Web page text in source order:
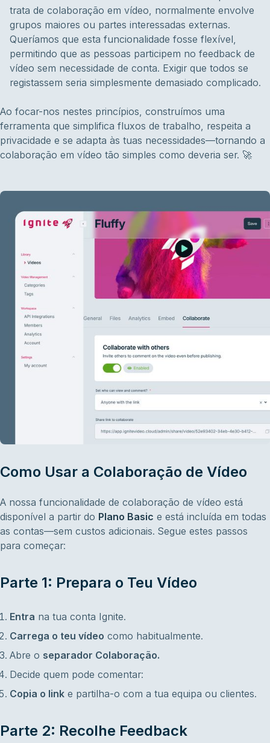
trata de colaboração em vídeo, normalmente envolve
grupos maiores ou partes interessadas externas.
Queríamos que esta funcionalidade fosse flexível,
permitindo que as pessoas participem no feedback de
vídeo sem necessidade de conta. Exigir que todos se
registassem seria simplesmente demasiado complicado.
Ao focar-nos nestes princípios, construímos uma
ferramenta que simplifica fluxos de trabalho, respeita a
privacidade e se adapta às tuas necessidades—tornando a
colaboração em vídeo tão simples como deveria ser. 🚀
Como Usar a Colaboração de Vídeo
A nossa funcionalidade de colaboração de vídeo está
disponível a partir do Plano Basic e está incluída em todas
as contas—sem custos adicionais. Segue estes passos
para começar:
Parte 1: Prepara o Teu Vídeo
Entra na tua conta Ignite.
Carrega o teu vídeo como habitualmente.
Abre o separador Colaboração.
Decide quem pode comentar:
Copia o link e partilha-o com a tua equipa ou clientes.
Parte 2: Recolhe Feedback